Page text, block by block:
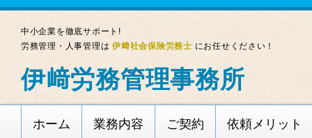
中小企業を徹底サポート!
労務管理・人事管理は伊﨑社会保険労務士 にお任せください！
伊﨑労務管理事務所
ホーム 業務内容 ご契約 依頼メリット